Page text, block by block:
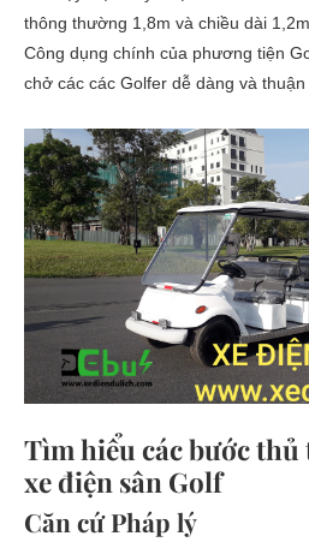
thông thường 1,8m và chiều dài
Công dụng chính của phương tiện
chở các các Golfer dễ dàng và thuận
Tìm hiểu các bước
xe điện sân Golf
Căn cứ Pháp lý